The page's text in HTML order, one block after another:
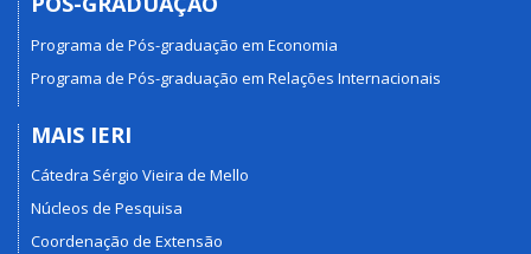
Programa de Pós-graduação em Economia
Programa de Pós-graduação em Relações Internacionais
MAIS IERI
Cátedra Sérgio Vieira de Mello
Núcleos de Pesquisa
Coordenação de Extensão